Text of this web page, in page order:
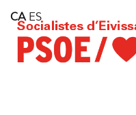
Consell Insular d'Eivissa
Services
Contact
CA ES